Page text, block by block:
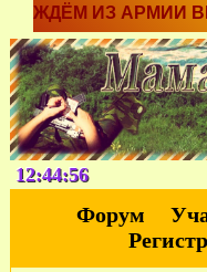
ЖДЁМ ИЗ АРМИИ
12:44:57
Форум